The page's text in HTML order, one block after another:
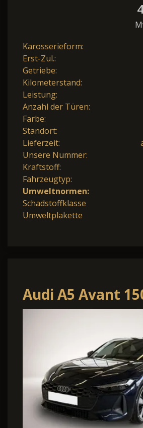
Karosserieform:
Erst-Zul.:
Getriebe:
Kilometerstand:
Leistung:
Anzahl der Türen:
Farbe:
Standort:
Lieferzeit:
Unsere Nummer:
Kraftstoff:
Fahrzeugtyp:
Umweltnormen:
Schadstoffklasse
Umweltplakette
Audi A5 Avant
S-tronic